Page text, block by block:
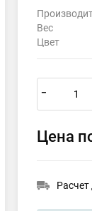
Вес
Цвет
–
Цена
Расчет